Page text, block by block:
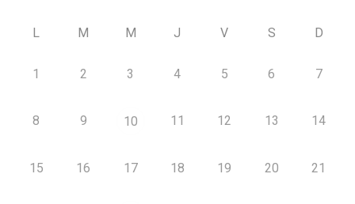
L M M J V S D
1 2 3 4 5 6 7
8 9 10 11 12 13 14
15 16 17 18 19 20 21